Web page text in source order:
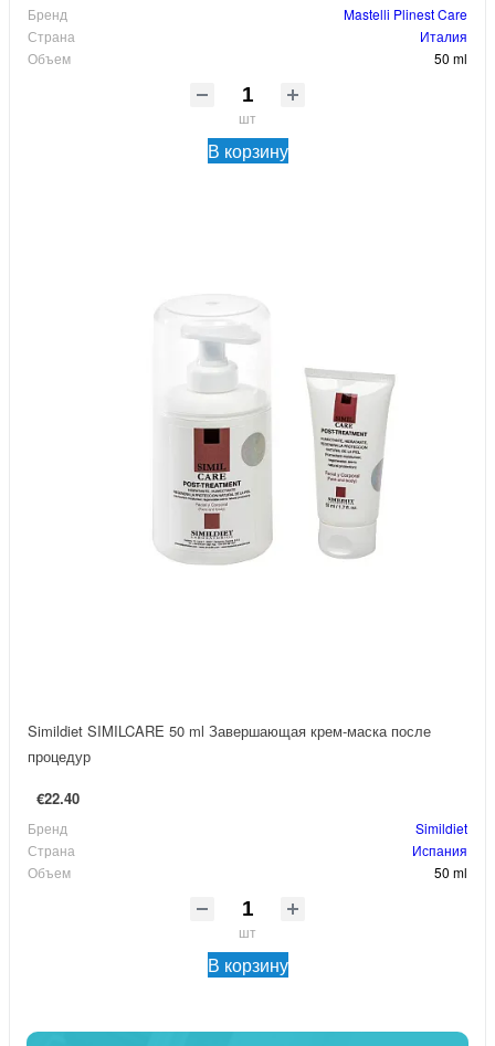
Бренд
Mastelli Plinest Care
Страна
Италия
Объем
50 ml
шт
В корзину
Simildiet SIMILCARE 50 ml Завершающая крем-маска после
процедур
€22.40
Бренд
Simildiet
Страна
Испания
Объем
50 ml
шт
В корзину